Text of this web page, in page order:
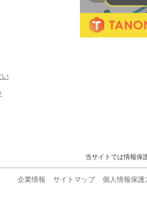
い
当サイトでは情報保
企業情報 サイトマップ 個人情報保護